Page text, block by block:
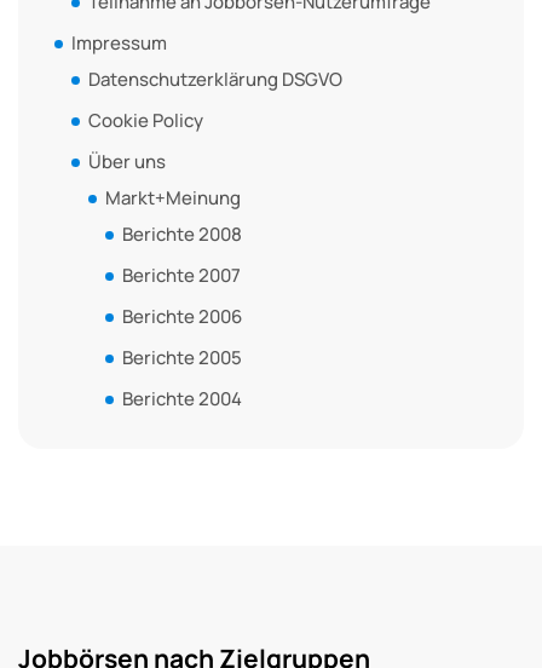
Impressum
Datenschutzerklärung DSGVO
Cookie Policy
Über uns
Markt+Meinung
Berichte 2008
Berichte 2007
Berichte 2006
Berichte 2005
Berichte 2004
Jobbörsen nach Zielgruppen